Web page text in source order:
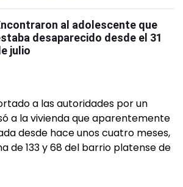
al adolescente que
desaparecido desde el 31
julio
a las autoridades por un
a la vivienda que aparentemente
desde hace unos cuatro meses,
de 133 y 68 del barrio platense de